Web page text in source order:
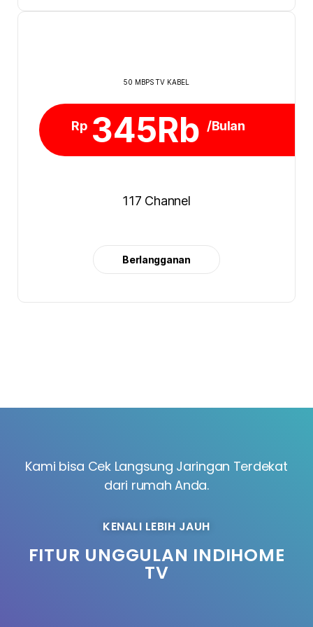
50 MBPS TV KABEL
Rp 345Rb /Bulan
117 Channel
Berlangganan
Kami bisa Cek Langsung Jaringan Terdekat
dari rumah Anda.
KENALI LEBIH JAUH
FITUR UNGGULAN INDIHOME
TV